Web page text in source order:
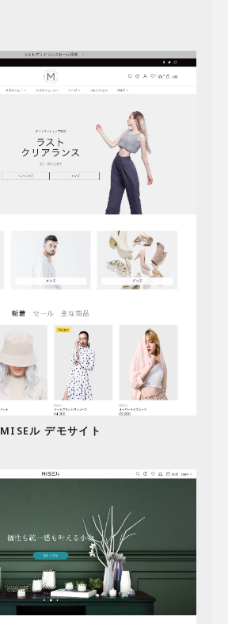
MISEル デモサイト